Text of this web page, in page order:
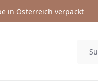
in Österreich verpackt